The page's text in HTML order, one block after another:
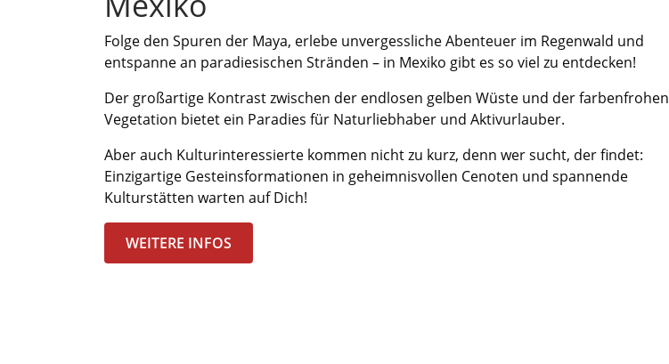
Folge den Spuren der Maya, erlebe unvergessliche Abenteuer im Regenwald und
entspanne an paradiesischen Stränden – in Mexiko gibt es so viel zu entdecken!
Der großartige Kontrast zwischen der endlosen gelben Wüste und der farbenfrohen
Vegetation bietet ein Paradies für Naturliebhaber und Aktivurlauber.
Aber auch Kulturinteressierte kommen nicht zu kurz, denn wer sucht, der findet:
Einzigartige Gesteinsformationen in geheimnisvollen Cenoten und spannende
Kulturstätten warten auf Dich!
WEITERE INFOS